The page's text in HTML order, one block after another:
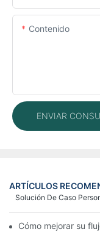
Contenido
ENVIAR
ARTÍCULOS
Solución De Caso
Cómo mejorar su